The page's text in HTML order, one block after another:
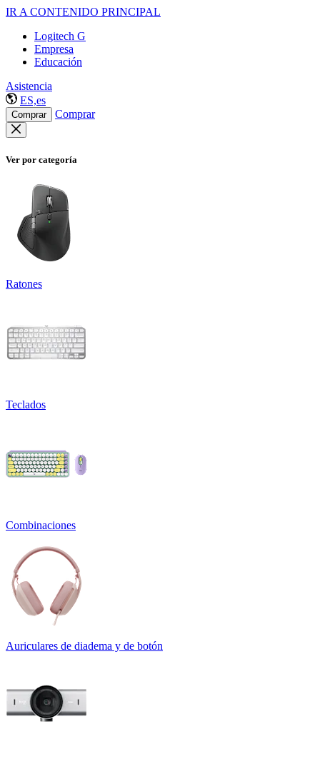
IR A CONTENIDO PRINCIPAL
Logitech G
Empresa
Educación
Asistencia
ES,es
Comprar Comprar
Ver por categoría
Ratones
Teclados
Combinaciones
Auriculares de diadema y de botón